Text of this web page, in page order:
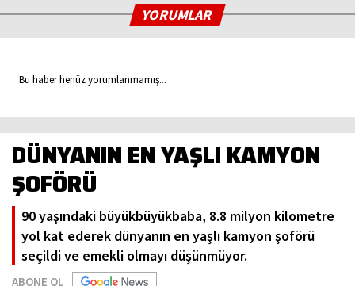
YORUMLAR
Bu haber henüz yorumlanmamış...
DÜNYANIN EN YAŞLI KAMYON
ŞOFÖRÜ
90 yaşındaki büyükbüyükbaba, 8.8 milyon kilometre
yol kat ederek dünyanın en yaşlı kamyon şoförü
seçildi ve emekli olmayı düşünmüyor.
ABONE OL